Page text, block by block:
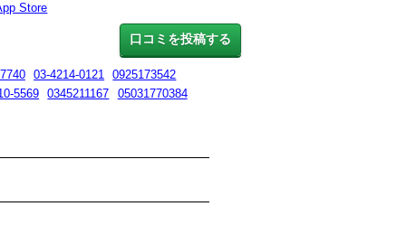
口コミを投稿する
Store
03-4214-0121
0925173542
5569
0345211167 05031770384